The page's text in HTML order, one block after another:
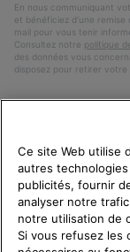
En nous communiquant
et bénéficiez d’une
mail pour vous tenir
Consultez notre politique
des données vous
disposez pour retirer votre
France
Ce site Web utilise
autres
publicités, fournir
analyser notre
notre utilisation de
Si vous refusez les